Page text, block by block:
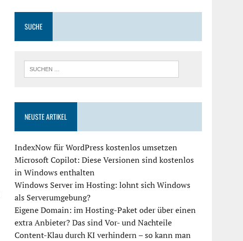
SUCHE
NEUSTE ARTIKEL
IndexNow für WordPress kostenlos umsetzen
Microsoft Copilot: Diese Versionen sind kostenlos
in Windows enthalten
Windows Server im Hosting: lohnt sich Windows
als Serverumgebung?
Eigene Domain: im Hosting-Paket oder über einen
extra Anbieter? Das sind Vor- und Nachteile
Content-Klau durch KI verhindern – so kann man